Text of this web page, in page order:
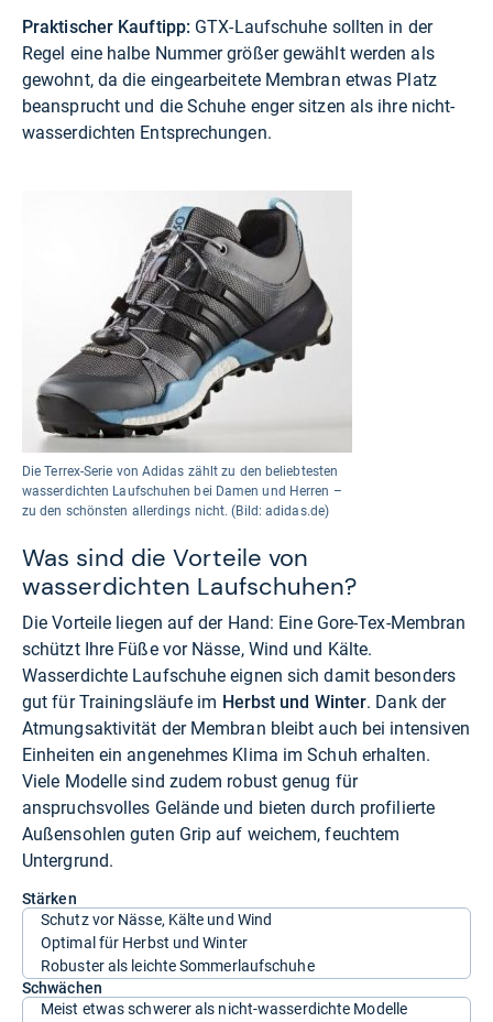
Praktischer Kauftipp: GTX-Laufschuhe sollten in der
Regel eine halbe Nummer größer gewählt werden als
gewohnt, da die eingearbeitete Membran etwas Platz
beansprucht und die Schuhe enger sitzen als ihre nicht-
wasserdichten Entsprechungen.
Die Terrex-Serie von Adidas zählt zu den beliebtesten
wasserdichten Laufschuhen bei Damen und Herren –
zu den schönsten allerdings nicht. (Bild: adidas.de)
Was sind die Vorteile von
wasserdichten Laufschuhen?
Die Vorteile liegen auf der Hand: Eine Gore-Tex-Membran
schützt Ihre Füße vor Nässe, Wind und Kälte.
Wasserdichte Laufschuhe eignen sich damit besonders
gut für Trainingsläufe im Herbst und Winter. Dank der
Atmungsaktivität der Membran bleibt auch bei intensiven
Einheiten ein angenehmes Klima im Schuh erhalten.
Viele Modelle sind zudem robust genug für
anspruchsvolles Gelände und bieten durch profilierte
Außensohlen guten Grip auf weichem, feuchtem
Untergrund.
Stärken
Schutz vor Nässe, Kälte und Wind
Optimal für Herbst und Winter
Robuster als leichte Sommerlaufschuhe
Schwächen
Meist etwas schwerer als nicht-wasserdichte Modelle